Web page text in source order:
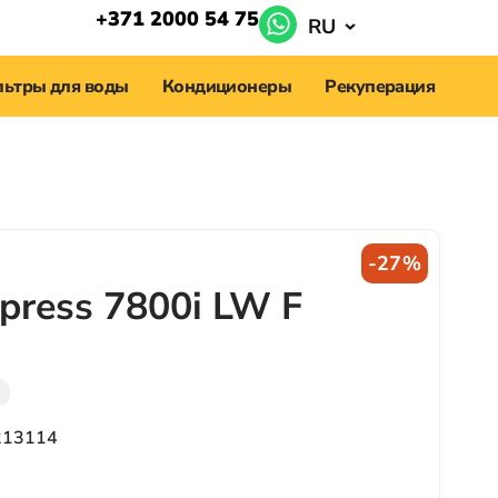
+371 2000 54 75 RU
для воды Кондиционеры Рекуперация
-27%
7800i LW F